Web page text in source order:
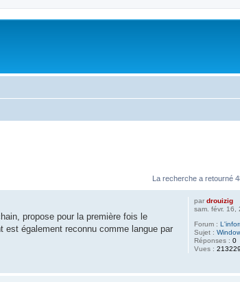
La recherche a retourné
pardrouizig
sam. févr. 16,
Forum :
Sujet :
Réponses :0
Vues :213229
propose pour la première fois le
est également reconnu comme langue par